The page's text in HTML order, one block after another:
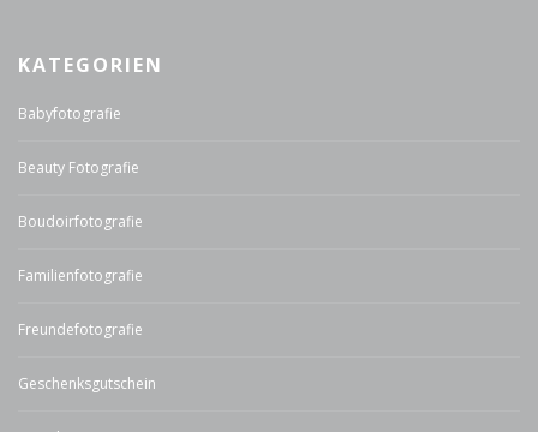
KATEGORIEN
Babyfotografie
Beauty Fotografie
Boudoirfotografie
Familienfotografie
Freundefotografie
Geschenksgutschein